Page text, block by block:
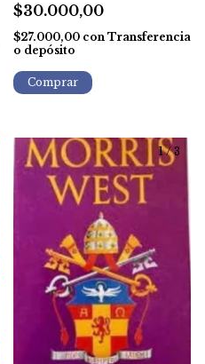
Caba
$30.000,00
$27.000,00 con Transferencia
o depósito
1/3